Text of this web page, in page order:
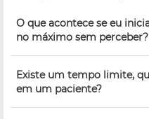
O que acontece se eu
no máximo sem perceber?
Existe um tempo limite,
em um paciente?